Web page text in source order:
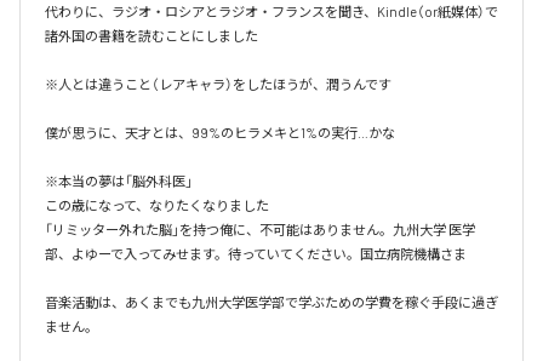
代わりに、ラジオ・ロシアとラジオ・フランスを聞き、Kindle（or紙媒体）で
諸外国の書籍を読むことにしました
※人とは違うこと（レアキャラ）をしたほうが、潤うんです
僕が思うに、天才とは、99%のヒラメキと1%の実行…かな
※本当の夢は「脳外科医」
この歳になって、なりたくなりました
「リミッター外れた脳」を持つ俺に、不可能はありません。九州大学 医学
部、よゆーで入ってみせます。待っていてください。国立病院機構さま
音楽活動は、あくまでも九州大学医学部で学ぶための学費を稼ぐ手段に過ぎ
ません。